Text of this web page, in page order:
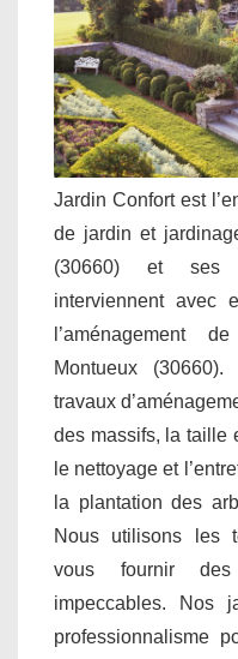
Jardin Confort est
de jardin et
(30660) et ses
interviennent avec
l’aménagement
Montueux
travaux
des massifs, la taille
le nettoyage et
la plantation des
Nous utilisons les
vous fournir
impeccables. Nos
professionnalisme